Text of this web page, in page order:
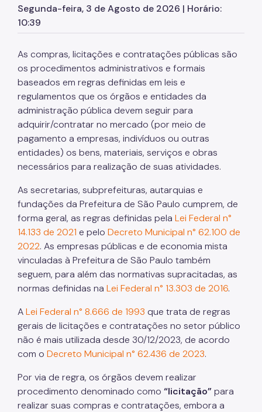
SP Mais Fácil
Termo de Cooperação
Programa de Metas
Notícias
Segunda-feira, 3 de Agosto de 2026 | Horário:
10:39
As compras, licitações e contratações públicas são
os procedimentos administrativos e formais
baseados em regras definidas em leis e
regulamentos que os órgãos e entidades da
administração pública devem seguir para
adquirir/contratar no mercado (por meio de
pagamento a empresas, indivíduos ou outras
entidades) os bens, materiais, serviços e obras
necessários para realização de suas atividades.
As secretarias, subprefeituras, autarquias e
fundações da Prefeitura de São Paulo cumprem, de
forma geral, as regras definidas pela Lei Federal n°
14.133 de 2021 e pelo Decreto Municipal n° 62.100 de
2022. As empresas públicas e de economia mista
vinculadas à Prefeitura de São Paulo também
seguem, para além das normativas supracitadas, as
normas definidas na Lei Federal n° 13.303 de 2016.
ALei Federal n° 8.666 de 1993 que trata de regras
gerais de licitações e contratações no setor público
não é mais utilizada desde 30/12/2023, de acordo
com o Decreto Municipal n° 62.436 de 2023.
Por via de regra, os órgãos devem realizar
procedimento denominado como “licitação”para
realizar suas compras e contratações, embora a